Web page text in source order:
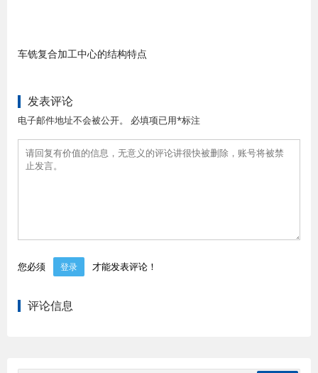
车铣复合加工中心的结构特点
发表评论
电子邮件地址不会被公开。 必填项已用*标注
您必须 登录 才能发表评论！
评论信息